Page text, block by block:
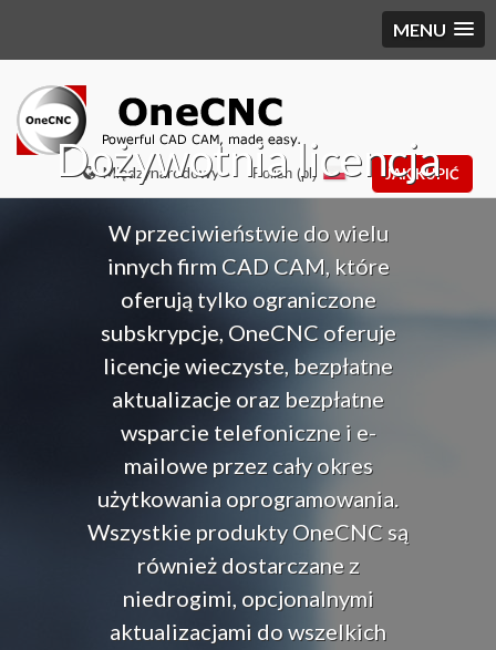
MENU
Międzynarodowy JAK KUPIĆ
Polish (pl)
Dożywotnia licencja
W przeciwieństwie do wielu
innych firm CAD CAM, które
oferują tylko ograniczone
subskrypcje, OneCNC oferuje
licencje wieczyste, bezpłatne
aktualizacje oraz bezpłatne
wsparcie telefoniczne i e-
mailowe przez cały okres
użytkowania oprogramowania.
Wszystkie produkty OneCNC są
również dostarczane z
niedrogimi, opcjonalnymi
aktualizacjami do wszelkich